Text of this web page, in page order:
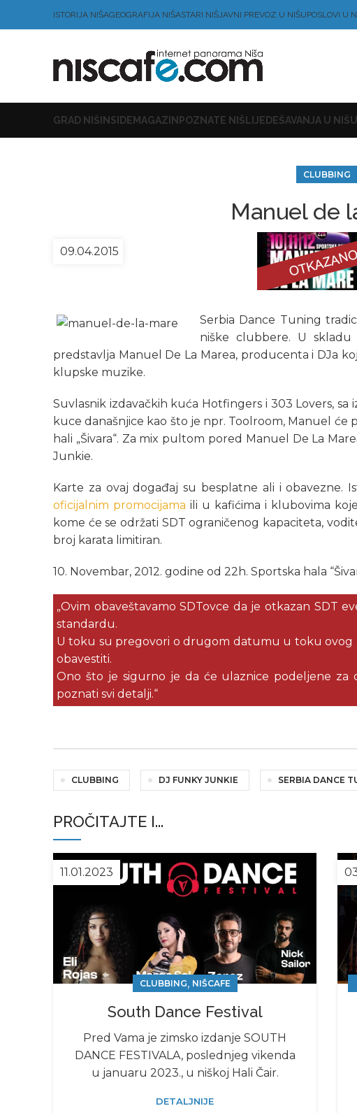
ISTORIJA NIŠAGEOGRAFIJA NIŠASTARI NIŠJAVNI PREVOZ U NIŠUPOSLOVI U
GRAD NIŠ INSIDE MAGAZIN POZNATE NIŠLIJE DEŠAVANJA U NIŠU
CLUBBING
Manuel de
09.04.2015
Serbia Dance Tuning
niške clubbere. U
predstavlja Manuel De La Marea, producenta i DJa
klupske muzike.
Suvlasnik izdavačkih kuća Hotfingers i 303 Lovers, sa
kuce današnjice kao što je npr. Toolroom, Manuel
hali „Šivara“. Za mix pultom pored Manuel De La
Junkie.
Karte za ovaj događaj su besplatne ali i obavezne.
oficijalnim promocijama ili u kafićima i klubovima
kome će se održati SDT ograničenog kapaciteta,
broj karata limitiran.
10. Novembar, 2012. godine od 22h. Sportska hala
„Ovim obaveštavamo SDTovce da je otkazan SDT
standardu.
U toku su pregovori o drugom datumu u toku ovog
obavestiti.
Ono što je sigurno je da će ulaznice podeljene za
poznati svi detalji.“
CLUBBING DJ FUNKY JUNKIE SERBIA DANCE
PROČITAJTE I...
11.01.2023
CLUBBING, NIŠCAFE
South Dance Festival
Pred Vama je zimsko izdanje SOUTH
DANCE FESTIVALA, poslednjeg vikenda
u januaru 2023., u niškoj Hali Čair.
DETALJNIJE